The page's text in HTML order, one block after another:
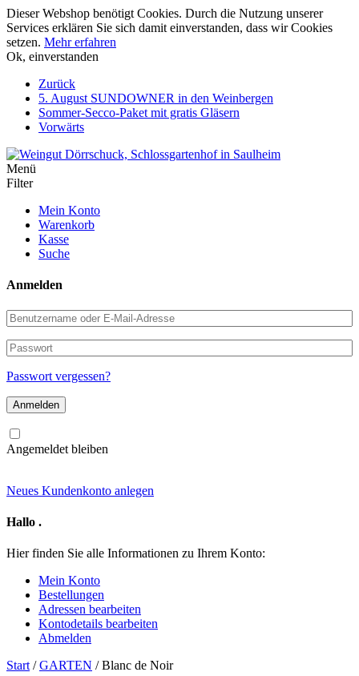
Dieser Webshop benötigt Cookies. Durch die Nutzung unserer
Services erklären Sie sich damit einverstanden, dass wir Cookies
setzen. Mehr erfahren
Ok, einverstanden
Weiter
zum
Inhalt
Zurück
5. August SUNDOWNER in den Weinbergen
Sommer-Secco-Paket mit gratis Gläsern
Vorwärts
Menü
Filter
Mein Konto
Warenkorb
Kasse
Suche
Anmelden
Benutzername
oder
E-
Mail-
Adresse
Passwort
Passwort vergessen?
Angemeldet bleiben
Neues Kundenkonto anlegen
Hallo .
Hier finden Sie alle Informationen zu Ihrem Konto:
Mein Konto
Bestellungen
Adressen bearbeiten
Kontodetails bearbeiten
Abmelden
Start /GARTEN / Blanc de Noir